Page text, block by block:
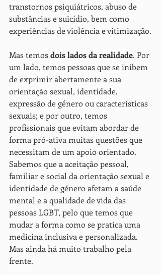
transtornos psiquiátricos, abuso de
substâncias e suicídio, bem como
experiências de violência e vitimização.
Mas temos dois lados da realidade. Por
um lado, temos pessoas que se inibem
de exprimir abertamente a sua
orientação sexual, identidade,
expressão de género ou características
sexuais; e por outro, temos
profissionais que evitam abordar de
forma pró-ativa muitas questões que
necessitam de um apoio orientado.
Sabemos que a aceitação pessoal,
familiar e social da orientação sexual e
identidade de género afetam a saúde
mental e a qualidade de vida das
pessoas LGBT, pelo que temos que
mudar a forma como se pratica uma
medicina inclusiva e personalizada.
Mas ainda há muito trabalho pela
frente.